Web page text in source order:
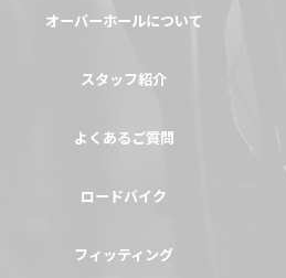
オーバーホールについて
スタッフ紹介
よくあるご質問
ロードバイク
フィッティング